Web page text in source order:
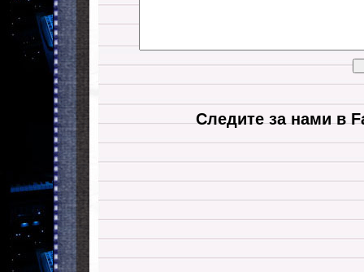
Следите за нами в